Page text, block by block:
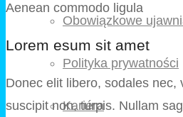
Obowiązkowe
Polityka prywatności
Kariéra
Aenean commodo ligula
Lorem esum sit amet
Donec elit libero, sodales nec,
suscipit non, turpis. Nullam